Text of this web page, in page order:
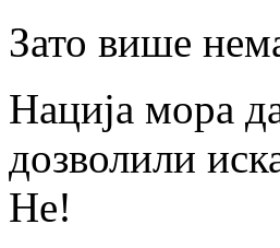
Зато више
Нација мора
дозволили
Не!